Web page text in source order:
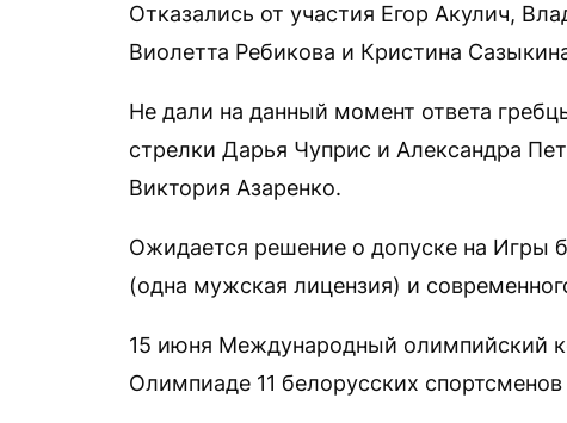
Отказались от участия Егор Акулич,
Виолетта Ребикова и Кристина
Не дали на данный момент ответа
стрелки Дарья Чуприс и Александра
Виктория Азаренко.
Ожидается решение о допуске на Игры
(одна мужская лицензия) и
15 июня Международный олимпийский
Олимпиаде 11 белорусских